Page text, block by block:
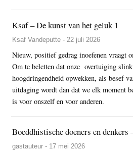
Ksaf – De kunst van het geluk 1
Ksaf Vandeputte - 22 juli 2026
Nieuw, positief gedrag inoefenen vraagt
Om te beletten dat onze overtuiging
hoogdringendheid opwekken, als besef
uitdaging wordt dan dat we elk moment
is voor onszelf en voor anderen.
Boeddhistische doeners en denkers
gastauteur - 17 mei 2026